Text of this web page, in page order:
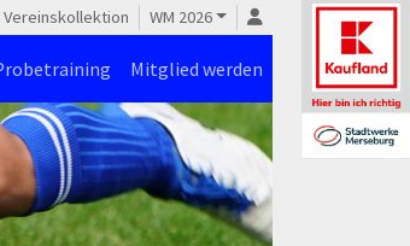
Vereinskollektion WM 2026
Mitglied werden